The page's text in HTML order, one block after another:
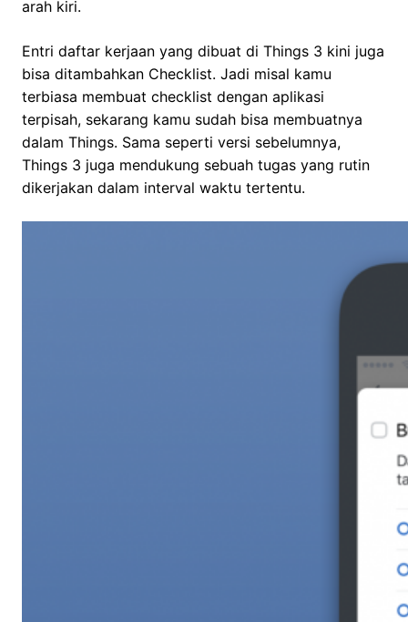
arah kiri.
Entri daftar kerjaan yang dibuat di Things 3 kini juga
bisa ditambahkan Checklist. Jadi misal kamu
terbiasa membuat checklist dengan aplikasi
terpisah, sekarang kamu sudah bisa membuatnya
dalam Things. Sama seperti versi sebelumnya,
Things 3 juga mendukung sebuah tugas yang rutin
dikerjakan dalam interval waktu tertentu.